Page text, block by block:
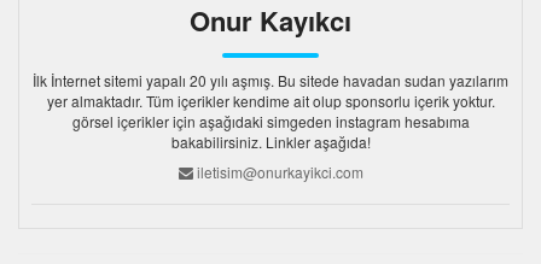
Onur Kayıkcı
İlk İnternet sitemi yapalı 20 yılı aşmış. Bu sitede havadan sudan yazılarım
yer almaktadır. Tüm içerikler kendime ait olup sponsorlu içerik yoktur.
görsel içerikler için aşağıdaki simgeden instagram hesabıma
bakabilirsiniz. Linkler aşağıda!
iletisim@onurkayikci.com